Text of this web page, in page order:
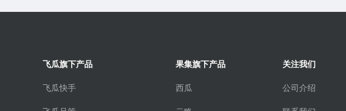
飞瓜旗下产品
飞瓜快手
果集旗下产品
西瓜
关注我们
公司介绍